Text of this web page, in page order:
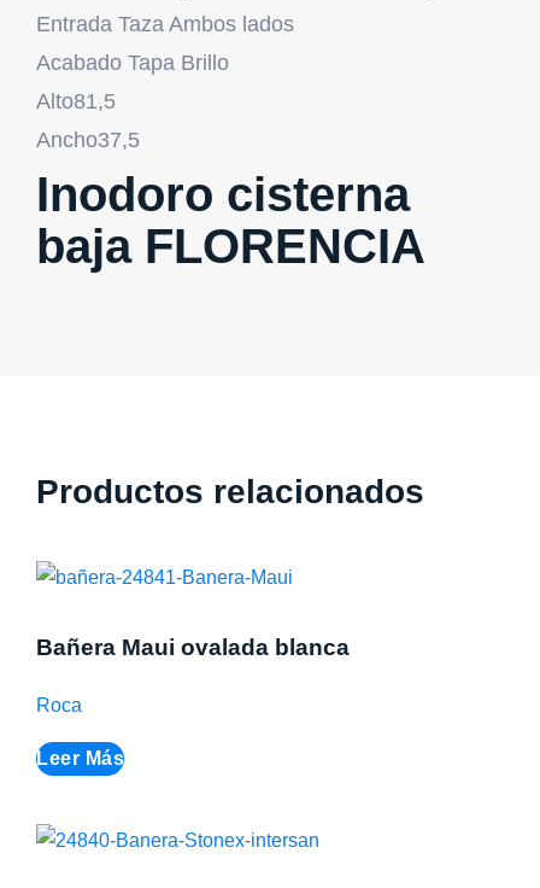
Entrada Taza Ambos lados
Acabado Tapa Brillo
Alto81,5
Ancho37,5
Inodoro cisterna
baja FLORENCIA
Productos relacionados
Bañera Maui ovalada blanca
Roca
Leer Más